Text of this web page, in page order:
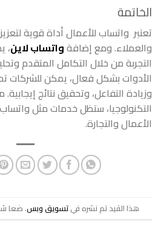
الخاتمة
تعتبر واتساب للأعمال أداة قوية
والعملاء. ومع إضافةواتساب لاين،
التجربة من خلال التكامل المتقدم
الأدوات بشكل فعال، يمكن للشركات
وزيادة التفاعل، وتحقيق نتائج
التكنولوجيا، ستظل خدمات مثل
الأعمال والتجارة.
هذا القيد تم نشره فيتسويق وبس. ضعا